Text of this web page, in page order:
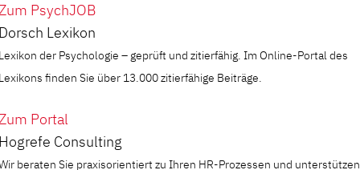
PsychJOB
Lexikon
der Psychologie – geprüft und zitierfähig. Im Online-Portal des
finden Sie über 13.000 zitierfähige Beiträge.
Portal
Consulting
beraten Sie praxisorientiert zu Ihren HR-Prozessen und unterstützen